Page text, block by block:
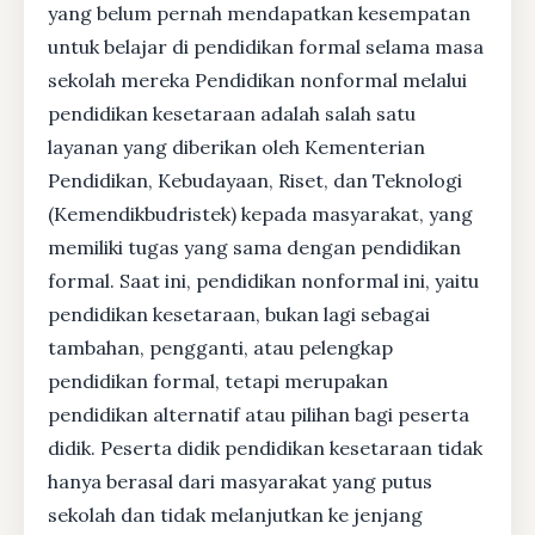
yang belum pernah mendapatkan kesempatan
untuk belajar di pendidikan formal selama masa
sekolah mereka Pendidikan nonformal melalui
pendidikan kesetaraan adalah salah satu
layanan yang diberikan oleh Kementerian
Pendidikan, Kebudayaan, Riset, dan Teknologi
(Kemendikbudristek) kepada masyarakat, yang
memiliki tugas yang sama dengan pendidikan
formal. Saat ini, pendidikan nonformal ini, yaitu
pendidikan kesetaraan, bukan lagi sebagai
tambahan, pengganti, atau pelengkap
pendidikan formal, tetapi merupakan
pendidikan alternatif atau pilihan bagi peserta
didik. Peserta didik pendidikan kesetaraan tidak
hanya berasal dari masyarakat yang putus
sekolah dan tidak melanjutkan ke jenjang